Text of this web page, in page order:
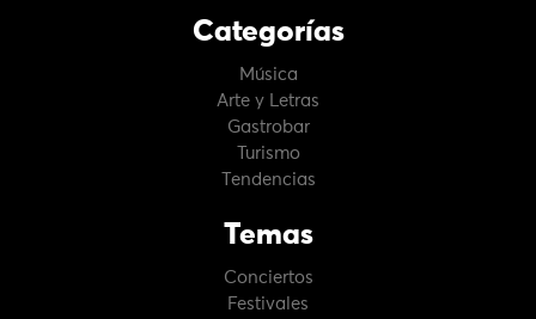
Categorías
Música
Arte y Letras
Gastrobar
Turismo
Tendencias
Temas
Conciertos
Festivales